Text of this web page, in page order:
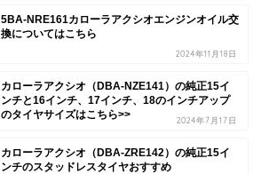
5BA-NRE161カローラアクシオエンジンオイル交
換についてはこちら
2024年11月18日
カローラアクシオ（DBA-NZE141）の純正15イ
ンチと16インチ、17インチ、18のインチアップ
のタイヤサイズはこちら>>
2024年7月17日
カローラアクシオ（DBA-ZRE142）の純正15イ
ンチのスタッドレスタイヤおすすめ